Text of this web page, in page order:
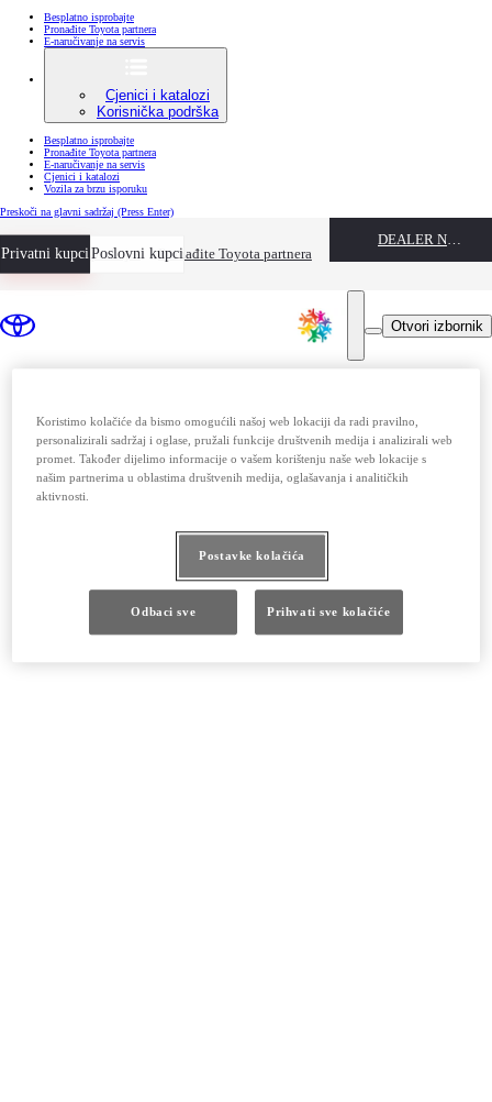
Besplatno isprobajte
Pronađite Toyota partnera
E-naručivanje na servis
Cjenici i katalozi
Korisnička podrška
Besplatno isprobajte
Pronađite Toyota partnera
E-naručivanje na servis
Cjenici i katalozi
Vozila za brzu isporuku
Preskoči na glavni sadržaj (Press Enter)
Privatni kupciPoslovni kupci
Besplatno isprobajte Pronađite Toyota partnera
DEALER NAME
Otvori izbornik
Koristimo kolačiće da bismo omogućili našoj web lokaciji da radi pravilno,
personalizirali sadržaj i oglase, pružali funkcije društvenih medija i analizirali web
promet. Također dijelimo informacije o vašem korištenju naše web lokacije s
našim partnerima u oblastima društvenih medija, oglašavanja i analitičkih
aktivnosti.
Postavke kolačića
Odbaci sve Prihvati sve kolačiće